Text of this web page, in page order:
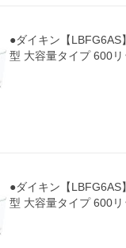
●ダイキン【
型 大容量タイプ 600
●ダイキン【
型 大容量タイプ 600